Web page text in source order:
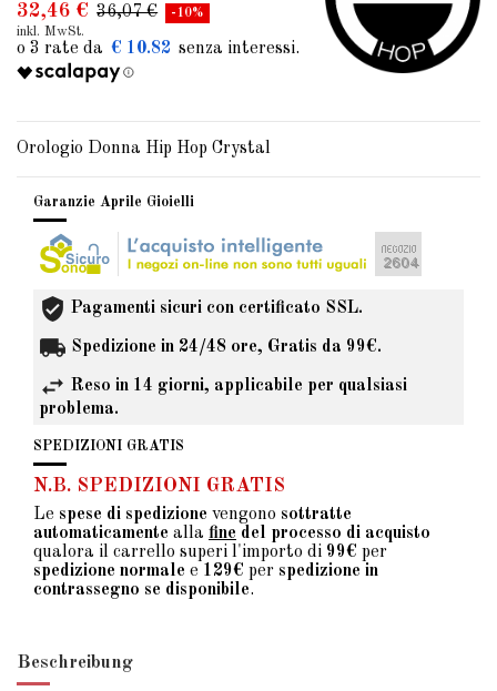
32,46 € 36,07 € -10%
inkl. MwSt.
€ 10.82
Orologio Donna Hip Hop Crystal
Garanzie Aprile Gioielli
Pagamenti sicuri con certificato SSL.
Spedizione in 24/48 ore, Gratis da 99€.
Reso in 14 giorni, applicabile per qualsiasi
problema.
SPEDIZIONI GRATIS
N.B. SPEDIZIONI GRATIS
Le spese di spedizione vengono sottratte
automaticamente alla fine del processo di acquisto
qualora il carrello superi l'importo di 99€ per
spedizione normale e 129€ per spedizione in
contrassegno se disponibile.
Beschreibung